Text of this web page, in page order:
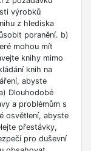
výrobků
z hlediska
poranění. b)
mohou mít
knihy mimo
knih na
abyste
Dlouhodobé
a problémům s
osvětlení, abyste
přestávky,
pro duševní